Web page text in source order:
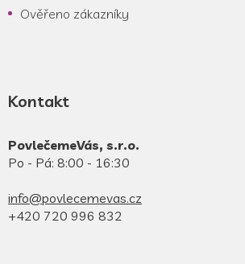
Ověřeno zákazníky
Kontakt
PovlečemeVás, s.r.o.
Po - Pá: 8:00 - 16:30
info@povlecemevas.cz
+420 720 996 832